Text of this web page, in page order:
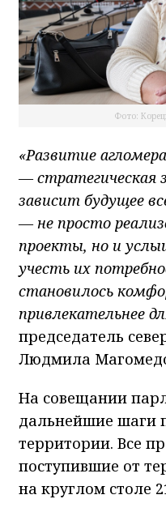
Фото:
«Развитие
— стратегическая
зависит будущее
— не просто
проекты, но и
учесть их
становилось
привлекательнее
председатель
Людмила
На совещании
дальнейшие шаги
территории. Все
поступившие от
на круглом столе